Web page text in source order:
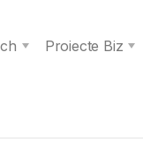
Proiecte Biz